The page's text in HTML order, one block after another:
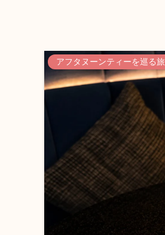
アフタヌーンティーを巡る旅